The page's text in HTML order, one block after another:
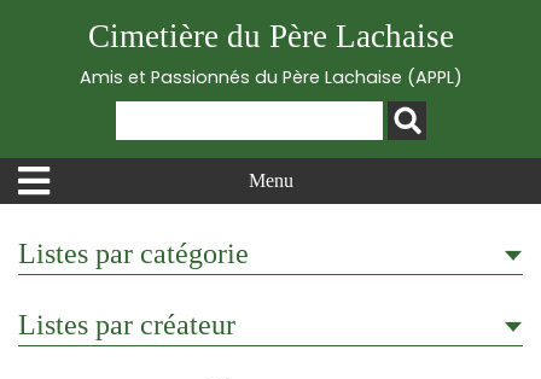
Cimetière du Père Lachaise
Amis et Passionnés du Père Lachaise (APPL)
Menu
Listes par catégorie
Listes par créateur